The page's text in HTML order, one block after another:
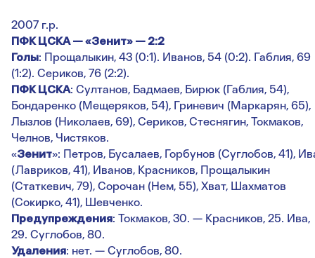
2007 г.р.
ПФК ЦСКА — «Зенит» — 2:2
Голы: Прощалыкин, 43 (0:1). Иванов, 54 (0:2). Габлия, 69
(1:2). Сериков, 76 (2:2).
ПФК ЦСКА: Султанов, Бадмаев, Бирюк (Габлия, 54),
Бондаренко (Мещеряков, 54), Гриневич (Маркарян, 65),
Лызлов (Николаев, 69), Сериков, Стеснягин, Токмаков,
Челнов, Чистяков.
«Зенит»: Петров, Бусалаев, Горбунов (Суглобов, 41),
(Лавриков, 41), Иванов, Красников, Прощалыкин
(Статкевич, 79), Сорочан (Нем, 55), Хват, Шахматов
(Сокирко, 41), Шевченко.
Предупреждения: Токмаков, 30. — Красников, 25. Ива,
29. Суглобов, 80.
Удаления: нет. — Суглобов, 80.